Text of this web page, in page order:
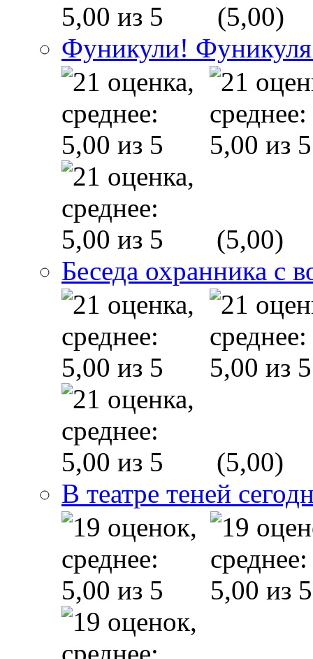
(5,00)
Фуникули!
(5,00)
Беседа охранника с
(5,00)
В театре теней